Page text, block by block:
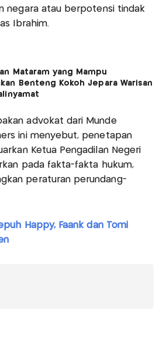
negara atau berpotensi tindak
Ibrahim.
Mataram yang Mampu
Benteng Kokoh Jepara Warisan
advokat dari Munde
ini menyebut, penetapan
Ketua Pengadilan Negeri
pada fakta-fakta hukum,
peraturan perundang-
Happy, Faank dan Tomi